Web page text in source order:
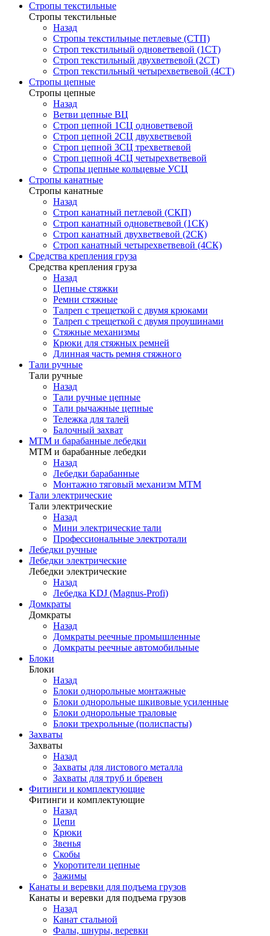
Стропы текстильные
Стропы текстильные
Назад
Стропы текстильные петлевые (СТП)
Строп текстильный одноветвевой (1СТ)
Строп текстильный двухветвевой (2СТ)
Строп текстильный четырехветвевой (4СТ)
Стропы цепные
Стропы цепные
Назад
Ветви цепные ВЦ
Строп цепной 1СЦ одноветвевой
Строп цепной 2СЦ двухветвевой
Строп цепной 3СЦ трехветвевой
Строп цепной 4СЦ четырехветвевой
Стропы цепные кольцевые УСЦ
Стропы канатные
Стропы канатные
Назад
Строп канатный петлевой (СКП)
Строп канатный одноветвевой (1СК)
Строп канатный двухветвевой (2СК)
Строп канатный четырехветвевой (4СК)
Средства крепления груза
Средства крепления груза
Назад
Цепные стяжки
Ремни стяжные
Талреп с трещеткой с двумя крюками
Талреп с трещеткой с двумя проушинами
Стяжные механизмы
Крюки для стяжных ремней
Длинная часть ремня стяжного
Тали ручные
Тали ручные
Назад
Тали ручные цепные
Тали рычажные цепные
Тележка для талей
Балочный захват
МТМ и барабанные лебедки
МТМ и барабанные лебедки
Назад
Лебедки барабанные
Монтажно тяговый механизм МТМ
Тали электрические
Тали электрические
Назад
Мини электрические тали
Профессиональные электротали
Лебедки ручные
Лебедки электрические
Лебедки электрические
Назад
Лебедка KDJ (Magnus-Profi)
Домкраты
Домкраты
Назад
Домкраты реечные промышленные
Домкраты реечные автомобильные
Блоки
Блоки
Назад
Блоки однорольные монтажные
Блоки однорольные шкивовые усиленные
Блоки однорольные траловые
Блоки трехрольные (полиспасты)
Захваты
Захваты
Назад
Захваты для листового металла
Захваты для труб и бревен
Фитинги и комплектующие
Фитинги и комплектующие
Назад
Цепи
Крюки
Звенья
Скобы
Укоротители цепные
Зажимы
Канаты и веревки для подъема грузов
Канаты и веревки для подъема грузов
Назад
Канат стальной
Фалы, шнуры, веревки